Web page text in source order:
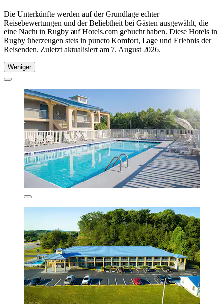
Die Unterkünfte werden auf der Grundlage echter
Reisebewertungen und der Beliebtheit bei Gästen ausgewählt, die
eine Nacht in Rugby auf Hotels.com gebucht haben. Diese Hotels in
Rugby überzeugen stets in puncto Komfort, Lage und Erlebnis der
Reisenden. Zuletzt aktualisiert am 7. August 2026.
Weniger